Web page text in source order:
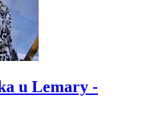
u Lemary -